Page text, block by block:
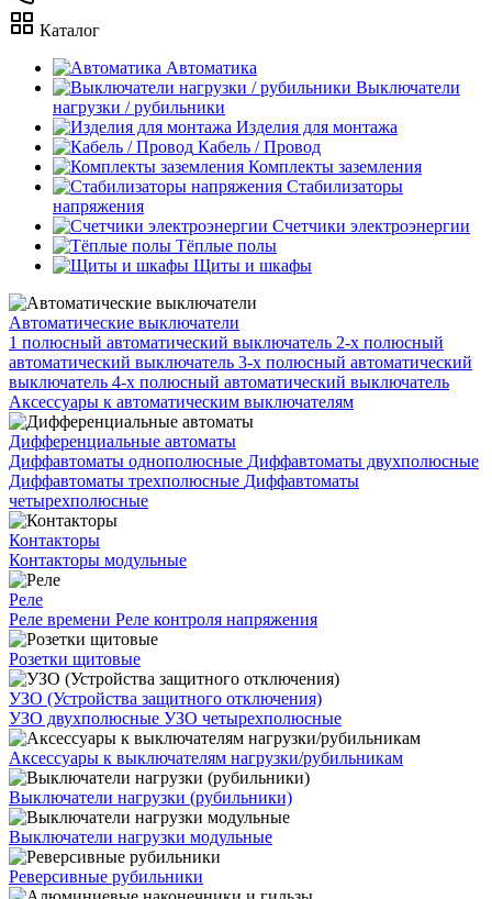
Каталог
Автоматика
Выключатели
нагрузки / рубильники
Изделия для монтажа
Кабель / Провод
Комплекты заземления
Стабилизаторы
напряжения
Счетчики электроэнергии
Тёплые полы
Щиты и шкафы
Автоматические выключатели
1 полюсный автоматический выключатель 2-х полюсный
автоматический выключатель 3-х полюсный автоматический
выключатель 4-х полюсный автоматический выключатель
Аксессуары к автоматическим выключателям
Дифференциальные автоматы
Диффавтоматы однополюсные Диффавтоматы двухполюсные
Диффавтоматы трехполюсные Диффавтоматы
четырехполюсные
Контакторы
Контакторы модульные
Реле
Реле времени Реле контроля напряжения
Розетки щитовые
УЗО (Устройства защитного отключения)
УЗО двухполюсные УЗО четырехполюсные
Аксессуары к выключателям нагрузки/рубильникам
Выключатели нагрузки (рубильники)
Выключатели нагрузки модульные
Реверсивные рубильники